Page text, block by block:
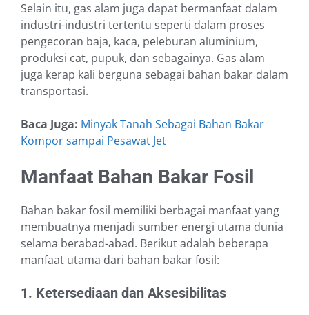
Selain itu, gas alam juga dapat bermanfaat dalam
industri-industri tertentu seperti dalam proses
pengecoran baja, kaca, peleburan aluminium,
produksi cat, pupuk, dan sebagainya. Gas alam
juga kerap kali berguna sebagai bahan bakar dalam
transportasi.
Baca Juga: Minyak Tanah Sebagai Bahan Bakar
Kompor sampai Pesawat Jet
Manfaat Bahan Bakar Fosil
Bahan bakar fosil memiliki berbagai manfaat yang
membuatnya menjadi sumber energi utama dunia
selama berabad-abad. Berikut adalah beberapa
manfaat utama dari bahan bakar fosil:
1. Ketersediaan dan Aksesibilitas